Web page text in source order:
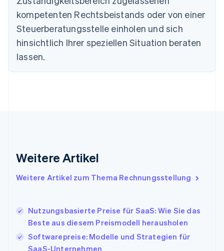
kompetenten Rechtsbeistands oder von einer
Steuerberatungsstelle einholen und sich
hinsichtlich Ihrer speziellen Situation beraten
lassen.
Weitere Artikel
Weitere Artikel zum Thema Rechnungsstellung
Nutzungsbasierte Preise für SaaS: Wie Sie das
Beste aus diesem Preismodell herausholen
Softwarepreise: Modelle und Strategien für
SaaS-Unternehmen
Deutsch English
Estland
Festlandchina
简体中文English
Finnland
English
Frankreich
Irland
Italien
日本語 English
English Français
Kroatien
EnglishItaliano